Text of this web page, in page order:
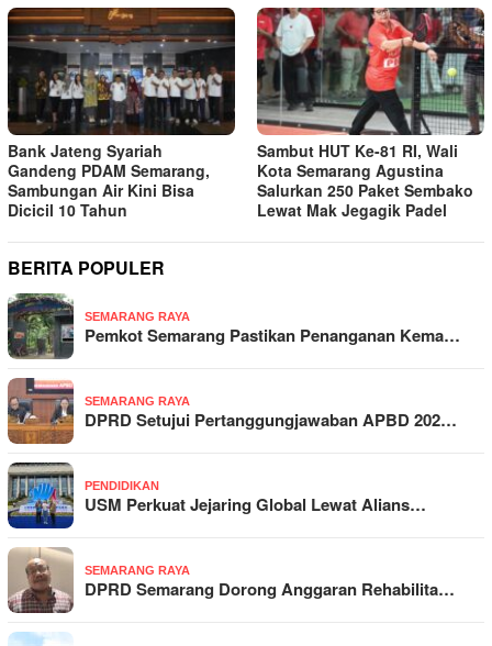
Bank Jateng Syariah
Gandeng PDAM Semarang,
Sambungan Air Kini Bisa
Dicicil 10 Tahun
Sambut HUT Ke-81 RI, Wali
Kota Semarang Agustina
Salurkan 250 Paket Sembako
Lewat Mak Jegagik Padel
BERITA POPULER
SEMARANG RAYA
Pemkot Semarang Pastikan Penanganan Kema…
SEMARANG RAYA
DPRD Setujui Pertanggungjawaban APBD 202…
PENDIDIKAN
USM Perkuat Jejaring Global Lewat Alians…
SEMARANG RAYA
DPRD Semarang Dorong Anggaran Rehabilita…